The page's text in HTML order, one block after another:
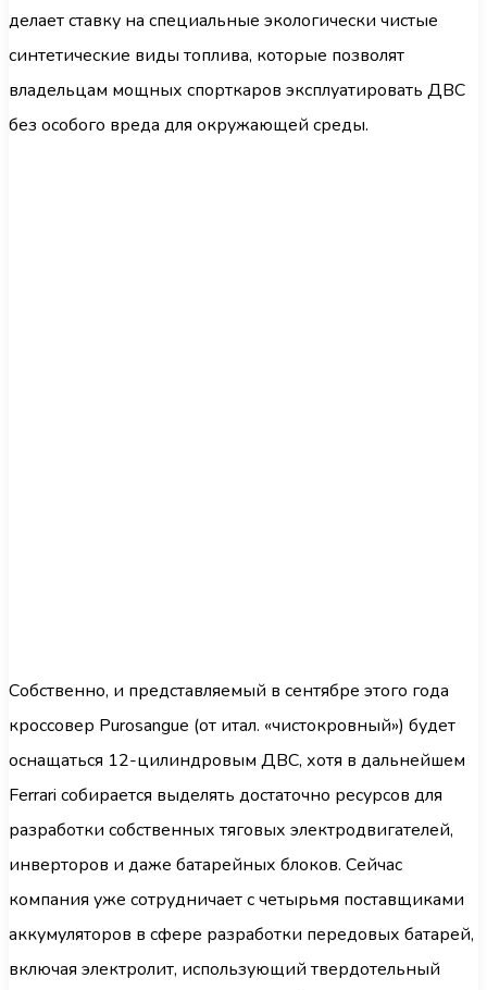
делает ставку на специальные экологически чистые
синтетические виды топлива, которые позволят
владельцам мощных спорткаров эксплуатировать ДВС
без особого вреда для окружающей среды.
Собственно, и представляемый в сентябре этого года
кроссовер Purosangue (от итал. «чистокровный») будет
оснащаться 12-цилиндровым ДВС, хотя в дальнейшем
Ferrari собирается выделять достаточно ресурсов для
разработки собственных тяговых электродвигателей,
инверторов и даже батарейных блоков. Сейчас
компания уже сотрудничает с четырьмя поставщиками
аккумуляторов в сфере разработки передовых батарей,
включая электролит, использующий твердотельный